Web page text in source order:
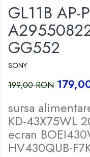
GL11B AP-
GG552
SONY
199,00 RON
sursa
KD-43X75WL
ecran
HV430QUB-